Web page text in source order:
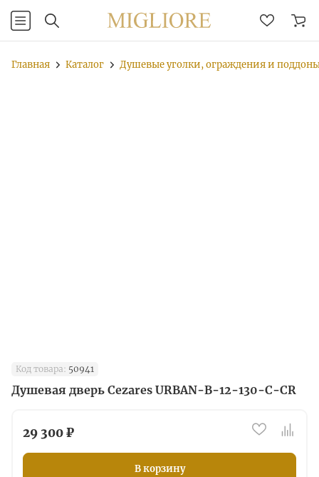
Главная Каталог Душевые уголки, ограждения и
Код товара: 50941
Душевая дверь Cezares URBAN-B-12-130-C-CR
29 300 ₽
В корзину